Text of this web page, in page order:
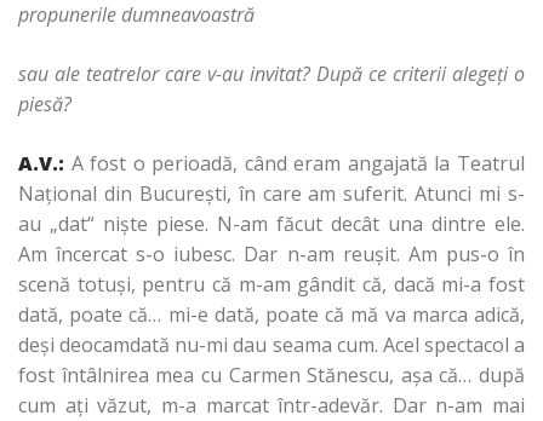
propunerile dumneavoastră
sau ale teatrelor care v-au invitat? După ce criterii alegeţi o
piesă?
A.V.: A fost o perioadă, când eram angajată la Teatrul
Naţional din Bucureşti, în care am suferit. Atunci mi s-
au „dat“ nişte piese. N-am făcut decât una dintre ele.
Am încercat s-o iubesc. Dar n-am reuşit. Am pus-o în
scenă totuşi, pentru că m-am gândit că, dacă mi-a fost
dată, poate că… mi-e dată, poate că mă va marca adică,
deşi deocamdată nu-mi dau seama cum. Acel spectacol a
fost întâlnirea mea cu Carmen Stănescu, aşa că… după
cum aţi văzut, m-a marcat într-adevăr. Dar n-am mai